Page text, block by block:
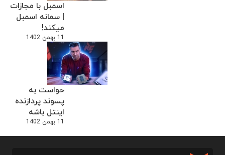
اسمبل با مجازات
| سمانه اسمبل
میکند!
11 بهمن 1402
حواست به
پسوند پردازنده
اینتل باشه
11 بهمن 1402